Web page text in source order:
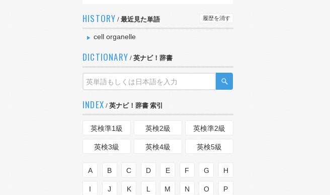
HISTORY / 最近見た単語 履歴を消す
cell organelle
DICTIONARY / 英ナビ！辞書
INDEX / 英ナビ！辞書 索引
英検準1級 英検2級 英検準2級
英検3級 英検4級 英検5級
A B C D E F G H
I J K L M N O P